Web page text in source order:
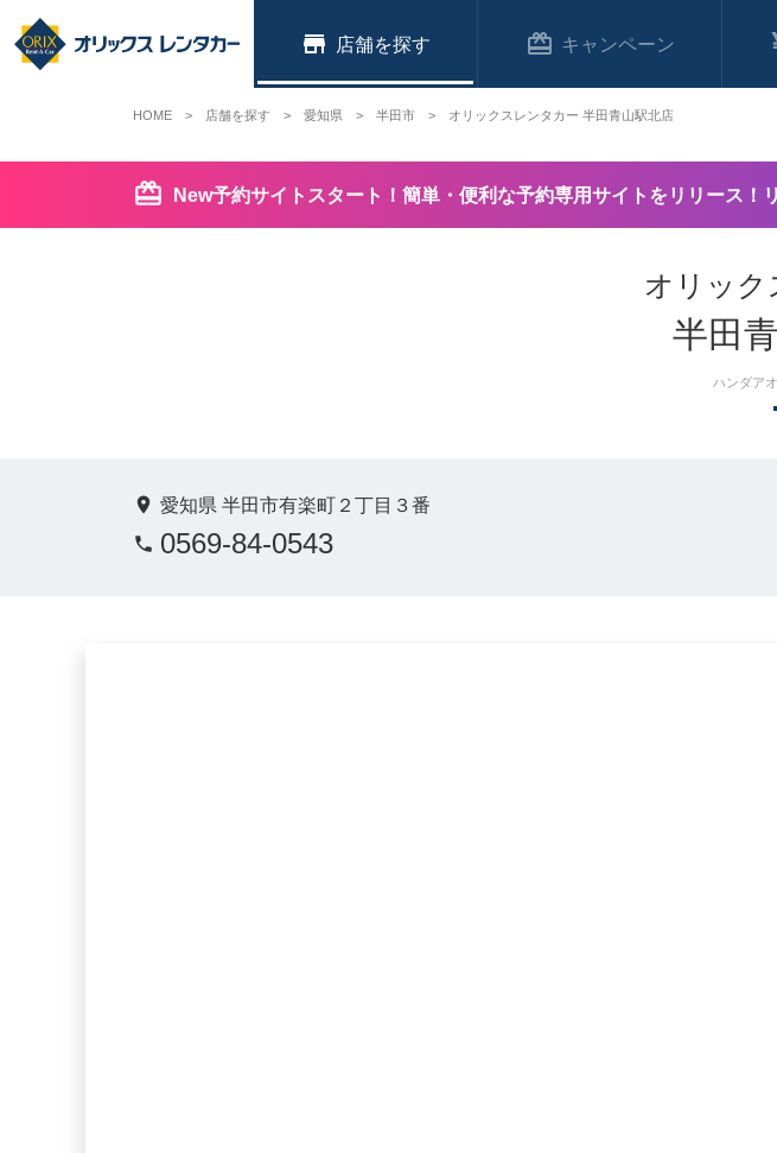
店舗 キャンペーン
New予約サイトスタート！簡単・便利な予約専用サイトをリリース！
オリック
半田
ハンダア
愛知県 半田市有楽町２丁目３番
0569-84-0543
HOME 店舗を探す 愛知県 半田市 オリックスレンタカー 半田青山駅北店